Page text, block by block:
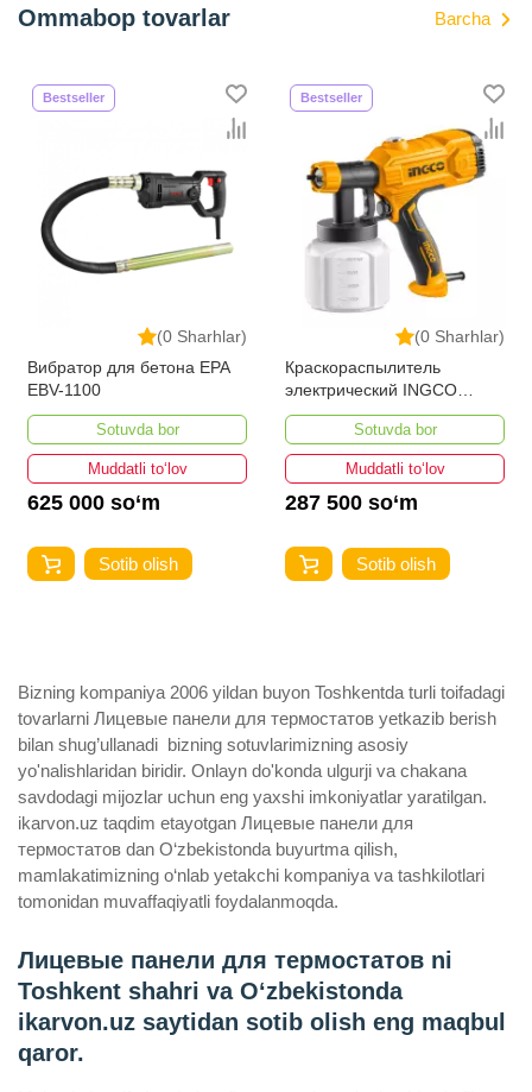
Ommabop tovarlar Barcha
(0 Sharhlar)
Bestseller
Вибратор для бетона EPA
EBV-1100
Sotuvda bor
Muddatli to‘lov
625 000 so‘m
Sotib olish
(0 Sharhlar)
Bestseller
Краскораспылитель
электрический INGCO
SPG3508 450 w
Sotuvda bor
Muddatli to‘lov
287 500 so‘m
Sotib olish
Bizning kompaniya 2006 yildan buyon Toshkentda turli toifadagi
tovarlarni Лицевые панели для термостатов yetkazib berish
bilan shug’ullanadi ­ bizning sotuvlarimizning asosiy
yo'nalishlaridan biridir. Onlayn do'konda ulgurji va chakana
savdodagi mijozlar uchun eng yaxshi imkoniyatlar yaratilgan.
ikarvon.uz taqdim etayotgan Лицевые панели для
термостатов dan O‘zbekistonda buyurtma qilish,
mamlakatimizning o‘nlab yetakchi kompaniya va tashkilotlari
tomonidan muvaffaqiyatli foydalanmoqda.
Лицевые панели для термостатов ni
Toshkent shahri va Oʻzbekistonda
ikarvon.uz saytidan sotib olish eng maqbul
qaror.